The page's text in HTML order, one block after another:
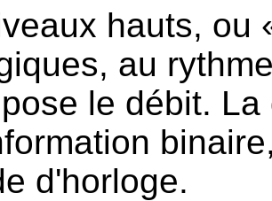
hauts, ou
au
le débit.
d'horloge.